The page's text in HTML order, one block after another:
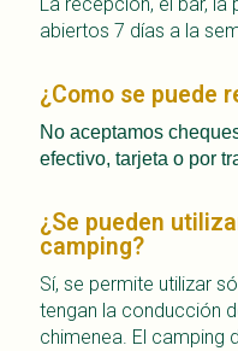
abiertos 7 días a la
¿Como se puede
No aceptamos
efectivo, tarjeta o por
¿Se pueden
camping?
Sí, se permite utilizar
tengan la conducción
chimenea. El camping